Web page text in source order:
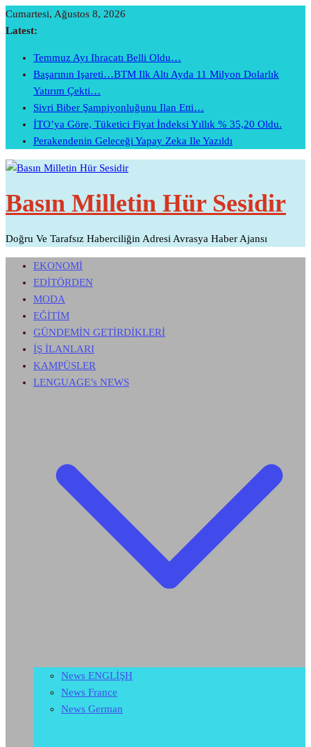
Skip
To
Cumartesi, Ağustos 8, 2026
Latest:
Temmuz Ayı Ihracatı Belli Oldu…
Başarının Işareti…BTM Ilk Altı Ayda 11 Milyon Dolarlık
Yatırım Çekti…
Sivri Biber Şampiyonluğunu Ilan Etti…
İTO’ya Göre, Tüketici Fiyat İndeksi Yıllık % 35,20 Oldu.
Perakendenin Geleceği Yapay Zeka Ile Yazıldı
Basın Milletin Hür Sesidir
Doğru Ve Tarafsız Haberciliğin Adresi Avrasya Haber Ajansı
EKONOMİ
EDİTÖRDEN
MODA
EĞİTİM
GÜNDEMİN GETİRDİKLERİ
İŞ İLANLARI
KAMPÜSLER
LENGUAGE’s NEWS
News ENGLİŞH
News France
News German